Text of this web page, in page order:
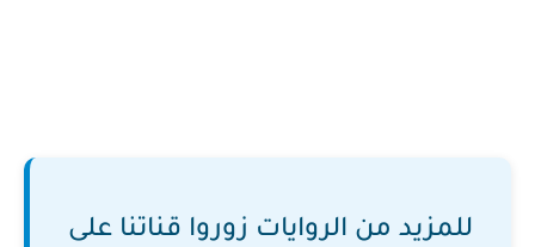
للمزيد من الروايات زوروا قناتنا على